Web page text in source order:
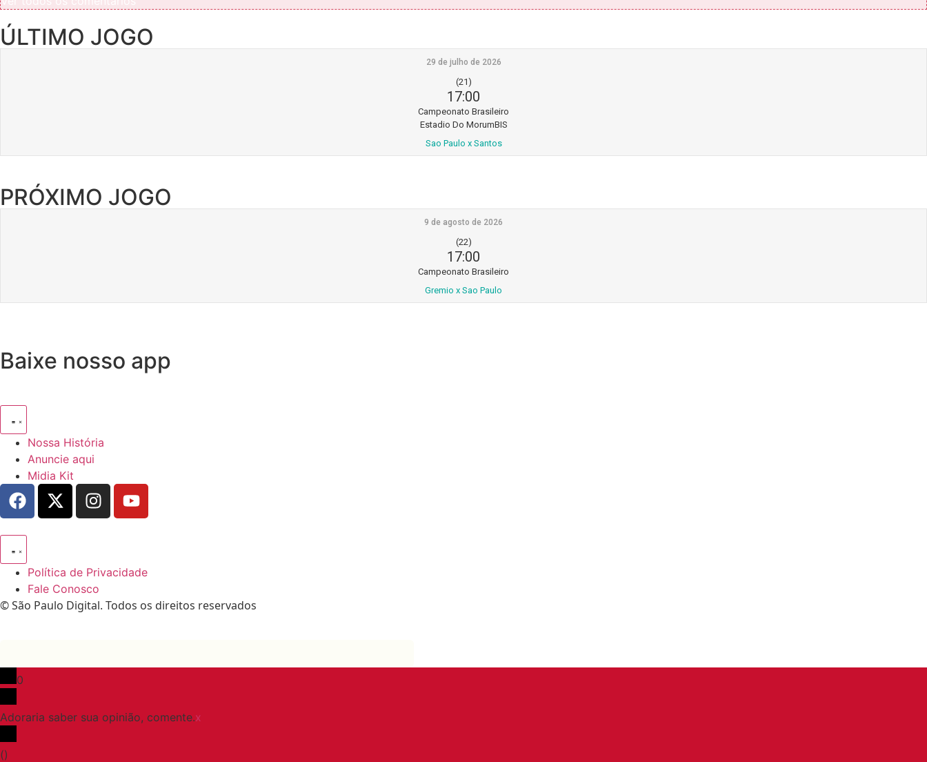
ÚLTIMO JOGO
29 de julho de 2026
(21)
17:00
Campeonato Brasileiro
Estadio Do MorumBIS
Sao Paulo x Santos
PRÓXIMO JOGO
9 de agosto de 2026
(22)
17:00
Campeonato Brasileiro
Gremio x Sao Paulo
Baixe nosso app
Nossa História
Anuncie aqui
Midia Kit
Política de Privacidade
Fale Conosco
© São Paulo Digital. Todos os direitos reservados
0
Adoraria saber sua opinião, comente.x
()